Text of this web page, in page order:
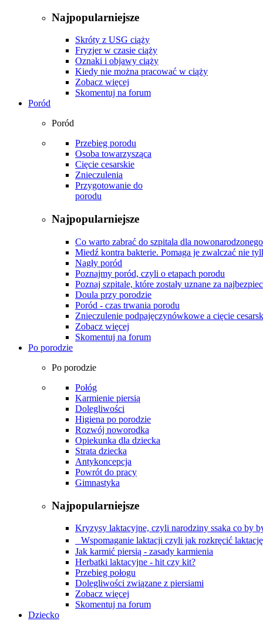
Najpopularniejsze
Skróty z USG ciąży
Fryzjer w czasie ciąży
Oznaki i objawy ciąży
Kiedy nie można pracować w ciąży
Zobacz więcej
Skomentuj na forum
Poród
Poród
Przebieg porodu
Osoba towarzysząca
Cięcie cesarskie
Znieczulenia
Przygotowanie do
porodu
Najpopularniejsze
Co warto zabrać do szpitala dla
Miedź kontra bakterie. Pomaga je zwalczać nie
Nagły poród
Poznajmy poród, czyli o etapach porodu
Poznaj szpitale, które zostały uznane za
Doula przy porodzie
Poród - czas trwania porodu
Znieczulenie podpajęczynówkowe a cięcie
Zobacz więcej
Skomentuj na forum
Po porodzie
Po porodzie
Połóg
Karmienie piersią
Dolegliwości
Higiena po porodzie
Rozwój noworodka
Opiekunka dla dziecka
Strata dziecka
Antykoncepcja
Powrót do pracy
Gimnastyka
Najpopularniejsze
Kryzysy laktacyjne, czyli narodziny ssaka co by
Wspomaganie laktacji czyli jak rozkręcić
Jak karmić piersią - zasady karmienia
Herbatki laktacyjne - hit czy kit?
Przebieg połogu
Dolegliwości związane z piersiami
Zobacz więcej
Skomentuj na forum
Dziecko